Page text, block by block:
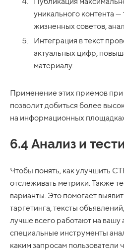
уникального контента —
жизненных советов,
Интеграция в текст
актуальных цифр,
материалу.
Применение этих приемов при
позволит добиться более
на информационных
6.4 Анализ и
Чтобы понять, как улучшить
отслеживать метрики. Также
варианты. Это помогает
таргетинга, тексты
лучше всего работают на
специальные инструменты
каким запросам пользователи